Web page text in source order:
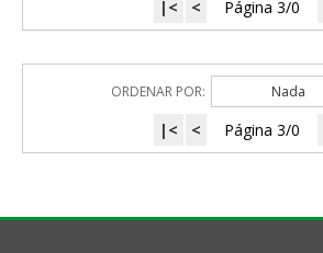
|< < Página 3/0
ORDENAR POR: Nada
|< < Página 3/0